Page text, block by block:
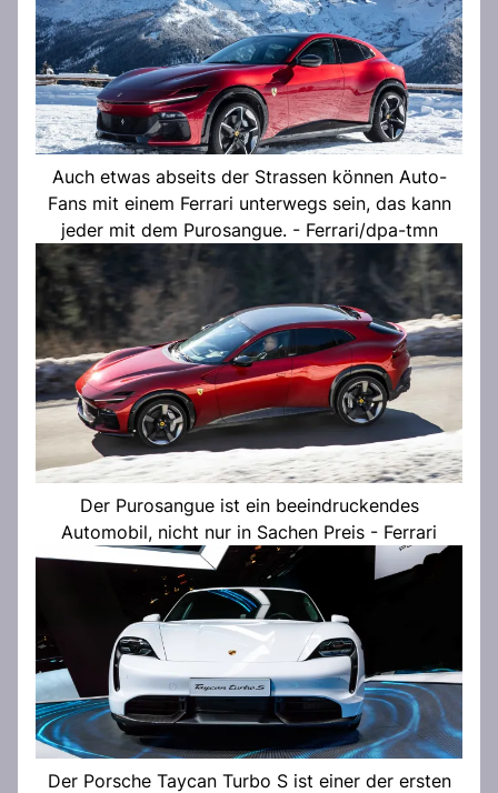
Auch etwas abseits der Strassen können Auto-
Fans mit einem Ferrari unterwegs sein, das kann
jeder mit dem Purosangue. - Ferrari/dpa-tmn
Der Purosangue ist ein beeindruckendes
Automobil, nicht nur in Sachen Preis - Ferrari
Der Porsche Taycan Turbo S ist einer der ersten